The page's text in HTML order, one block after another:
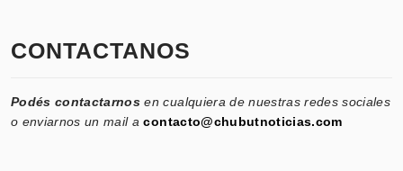
CONTACTANOS
Podés contactarnos en cualquiera de nuestras redes sociales
o enviarnos un mail acontacto@chubutnoticias.com